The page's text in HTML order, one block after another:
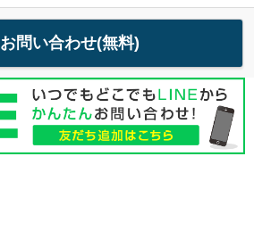
お問い合わせ(無料)